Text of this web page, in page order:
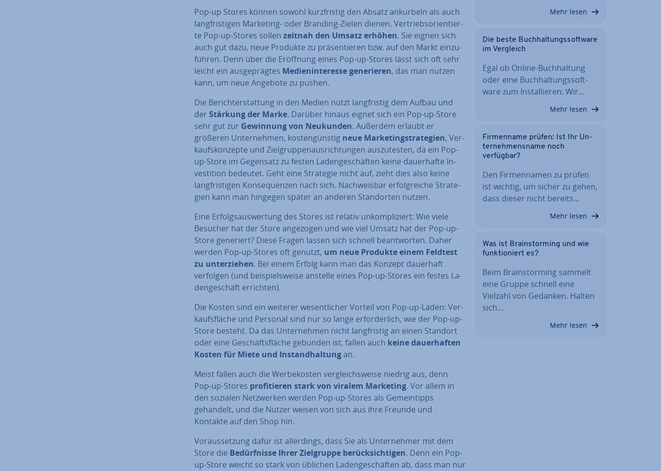
Pop-up Stores können sowohl kurz­fris­tig den Absatz ankurbeln als auch
lang­fris­ti­gen Marketing- oder Branding-Zielen dienen. Ver­triebs­ori­en­tier­
te Pop-up-Stores sollen zeitnah den Umsatz erhöhen. Sie eignen sich
auch gut dazu, neue Produkte zu prä­sen­tie­ren bzw. auf den Markt ein­zu­
füh­ren. Denn über die Eröffnung eines Pop-up-Stores lässt sich oft sehr
leicht ein aus­ge­präg­tes Me­di­en­in­ter­es­se ge­ne­rie­ren, das man nutzen
kann, um neue Angebote zu pushen.
Die Be­richt­erstat­tung in den Medien nützt lang­fris­tig dem Aufbau und
der Stärkung der Marke. Darüber hinaus eignet sich ein Pop-up-Store
sehr gut zur Gewinnung von Neukunden. Außerdem erlaubt er
größeren Un­ter­neh­men, kos­ten­güns­tig neue Mar­ke­ting­stra­te­gien, Ver­
kaufs­kon­zep­te und Ziel­grup­pen­aus­rich­tun­gen aus­zu­tes­ten, da ein Pop-
up-Store im Gegensatz zu festen La­den­ge­schäf­ten keine dau­er­haf­te In­
ves­ti­ti­on bedeutet. Geht eine Strategie nicht auf, zieht dies also keine
lang­fris­ti­gen Kon­se­quen­zen nach sich. Nach­weis­bar er­folg­rei­che Stra­te­
gien kann man hingegen später an anderen Stand­or­ten nutzen.
Eine Er­folgs­aus­wer­tung des Stores ist relativ un­kom­pli­ziert: Wie viele
Besucher hat der Store angezogen und wie viel Umsatz hat der Pop-up-
Store generiert? Diese Fragen lassen sich schnell be­ant­wor­ten. Daher
werden Pop-up-Stores oft genutzt, um neue Produkte einem Feldtest
zu un­ter­zie­hen. Bei einem Erfolg kann man das Konzept dauerhaft
verfolgen (und bei­spiels­wei­se anstelle eines Pop-up-Stores ein festes La­
den­ge­schäft errichten).
Die Kosten sind ein weiterer we­sent­li­cher Vorteil von Pop-up-Läden: Ver­
kaufs­flä­che und Personal sind nur so lange er­for­der­lich, wie der Pop-up-
Store besteht. Da das Un­ter­neh­men nicht lang­fris­tig an einen Standort
oder eine Ge­schäfts­flä­che gebunden ist, fallen auch keine dau­er­haf­ten
Kosten für Miete und In­stand­hal­tungan.
Meist fallen auch die Wer­be­kos­ten ver­gleichs­wei­se niedrig aus, denn
Pop-up-Stores pro­fi­tie­ren stark von viralem Marketing. Vor allem in
den sozialen Netz­wer­ken werden Pop-up-Stores als Ge­mein­tipps
gehandelt, und die Nutzer weisen von sich aus ihre Freunde und
Kontakte auf den Shop hin.
Vor­aus­set­zung dafür ist al­ler­dings, dass Sie als Un­ter­neh­mer mit dem
Store die Be­dürf­nis­se Ihrer Ziel­grup­pe be­rück­sich­ti­gen. Denn ein Pop-
up-Store weicht so stark von üblichen La­den­ge­schäf­ten ab, dass man nur
Mehr lesen
Die beste Buch­hal­tungs­soft­ware
im Vergleich
Egal ob Online-Buch­hal­tung
oder eine Buch­hal­tungs­soft­
ware zum In­stal­lie­ren: Wir…
Mehr lesen
Fir­men­na­me prüfen: Ist Ihr Un­
ter­neh­mens­na­me noch
verfügbar?
Den Fir­men­na­men zu prüfen
ist wichtig, um sicher zu gehen,
dass dieser nicht bereits…
Mehr lesen
Was ist Brain­stor­ming und wie
funk­tio­niert es?
Beim Brain­stor­ming sammelt
eine Gruppe schnell eine
Vielzahl von Gedanken. Halten
sich…
Mehr lesen